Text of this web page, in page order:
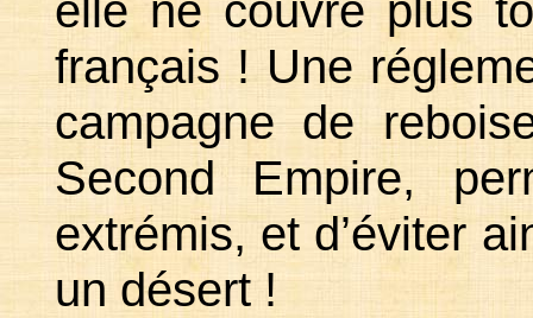
français ! Une
campagne de
Second Empire,
extrémis, et d’éviter
un désert !